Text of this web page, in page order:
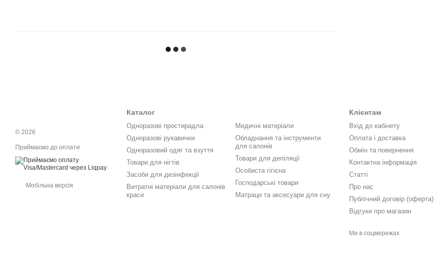
© 2026
Приймаємо до оплати
Мобільна версія
Каталог
Одноразові простирадла
Одноразові рукавички
Одноразовий одяг та взуття
Товари для нігтів
Засоби для дезінфекції
Витратні матеріали для салонів
краси
Медичні матеріали
Обладнання та інструменти
для салонів
Товари для депіляції
Особиста гігієна
Господарські товари
Матраци та аксесуари для сну
Клієнтам
Вхід до кабінету
Оплата і доставка
Обмін та повернення
Контактна інформація
Статті
Про нас
Публічний договір (оферта)
Відгуки про магазин
Ми в соцмережах